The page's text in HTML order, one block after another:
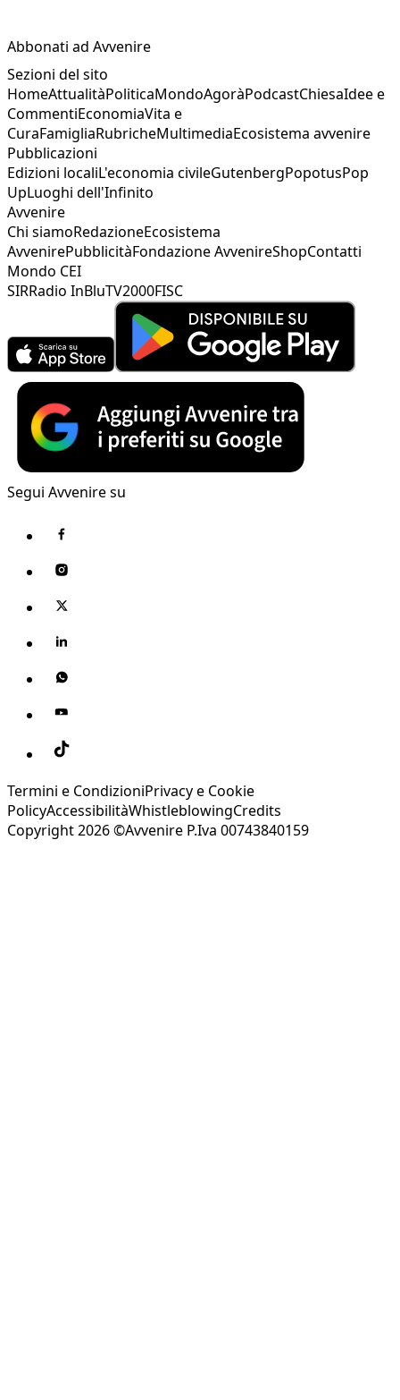
Abbonati ad Avvenire
Sezioni del sito
HomeAttualitàPoliticaMondoAgoràPodcastChiesaIdee e
CommentiEconomiaVita e
CuraFamigliaRubricheMultimediaEcosistema avvenire
Pubblicazioni
Edizioni localiL'economia civileGutenbergPopotusPop
UpLuoghi dell'Infinito
Avvenire
Chi siamoRedazioneEcosistema
AvvenirePubblicitàFondazione AvvenireShopContatti
Mondo CEI
SIRRadio InBluTV2000FISC
Segui Avvenire su
Termini e CondizioniPrivacy e Cookie
PolicyAccessibilitàWhistleblowingCredits
Copyright 2026 ©Avvenire P.Iva 00743840159